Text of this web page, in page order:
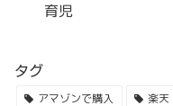
育児
タグ
アマゾンで購入 楽天